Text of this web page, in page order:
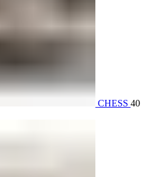
CHESS 40